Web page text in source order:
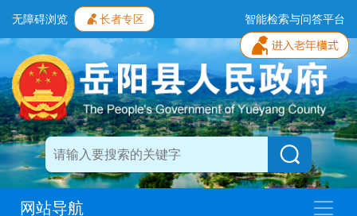
无障碍浏览 长者专区 智能检索与问答平台
网站导航